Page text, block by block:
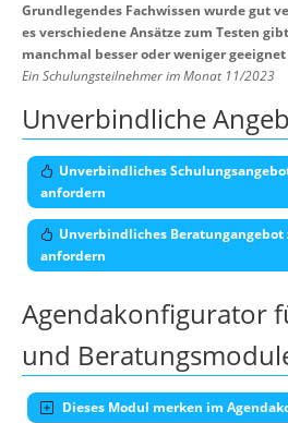
Grundlegendes Fachwissen wurde gut
es verschiedene Ansätze zum Testen
manchmal besser oder weniger
Ein Schulungsteilnehmer im Monat 11/2023
Unverbindliche
Unverbindliches
anfordern
Unverbindliches Beratungangebot
anfordern
Agendakonfigurator
und
Dieses Modul merken im